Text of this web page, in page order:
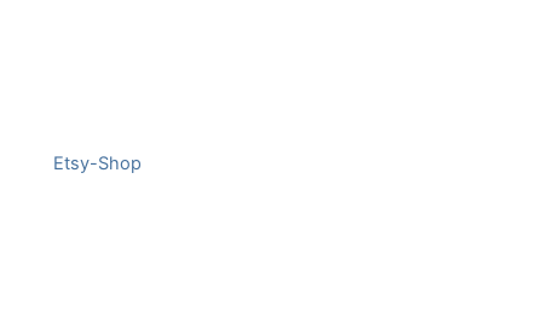
Etsy-Shop